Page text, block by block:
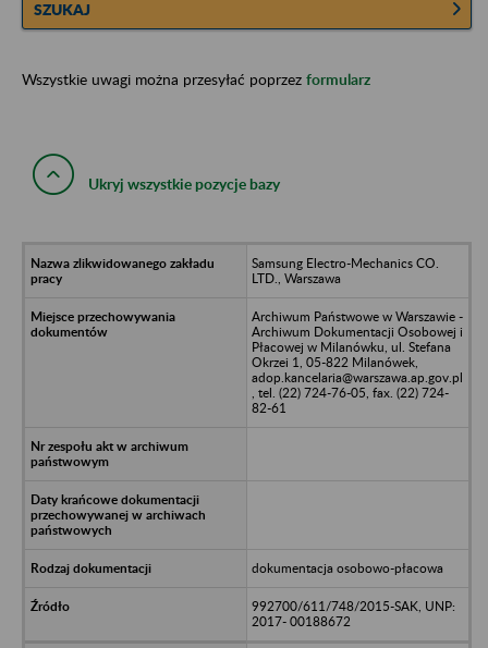
SZUKAJ
Wszystkie uwagi można przesyłać poprzez formularz
Ukryj wszystkie pozycje bazy
Samsung Electro-Mechanics CO.
LTD., Warszawa
Archiwum Państwowe w Warszawie -
Archiwum Dokumentacji Osobowej i
Płacowej w Milanówku, ul. Stefana
Okrzei 1, 05-822 Milanówek,
adop.kancelaria@warszawa.ap.gov.pl
, tel. (22) 724-76-05, fax. (22) 724-
82-61
dokumentacja osobowo-płacowa
992700/611/748/2015-SAK, UNP:
2017- 00188672